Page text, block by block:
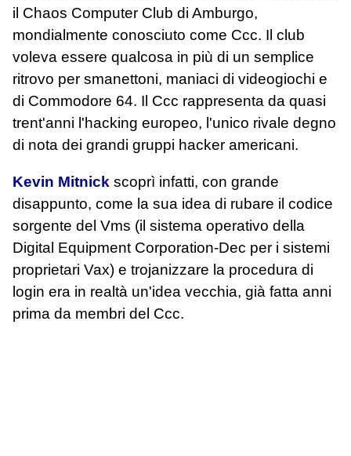
il Chaos Computer Club di Amburgo,
mondialmente conosciuto come Ccc. Il club
voleva essere qualcosa in più di un semplice
ritrovo per smanettoni, maniaci di videogiochi e
di Commodore 64. Il Ccc rappresenta da quasi
trent'anni l'hacking europeo, l'unico rivale degno
di nota dei grandi gruppi hacker americani.
Kevin Mitnick scoprì infatti, con grande
disappunto, come la sua idea di rubare il codice
sorgente del Vms (il sistema operativo della
Digital Equipment Corporation-Dec per i sistemi
proprietari Vax) e trojanizzare la procedura di
login era in realtà un'idea vecchia, già fatta anni
prima da membri del Ccc.